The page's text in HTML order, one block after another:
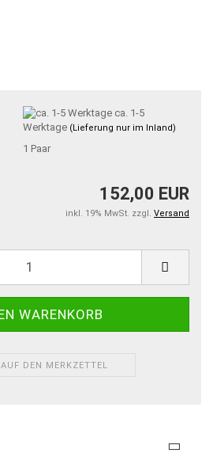
ca. 1-5
Werktage (Lieferung nur im Inland)
1 Paar
152,00 EUR
inkl. 19% MwSt. zzgl. Versand
AUF DEN MERKZETTEL